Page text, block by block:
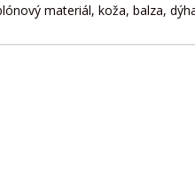
materiál, koža, balza,